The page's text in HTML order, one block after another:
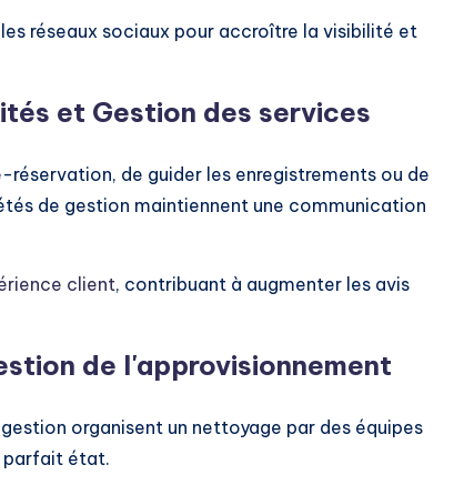
réseaux sociaux pour accroître la visibilité et
et Gestion des services
réservation, de guider les enregistrements ou de
de gestion maintiennent une communication
client, contribuant à augmenter les avis
de l'approvisionnement
organisent un nettoyage par des équipes
parfait état.